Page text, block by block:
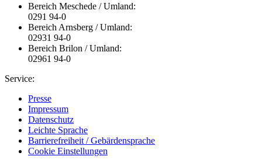
Bereich Meschede / Umland:
0291 94-0
Bereich Arnsberg / Umland:
02931 94-0
Bereich Brilon / Umland:
02961 94-0
Service:
Presse
Impressum
Datenschutz
Leichte Sprache
Barrierefreiheit / Gebärdensprache
Cookie Einstellungen